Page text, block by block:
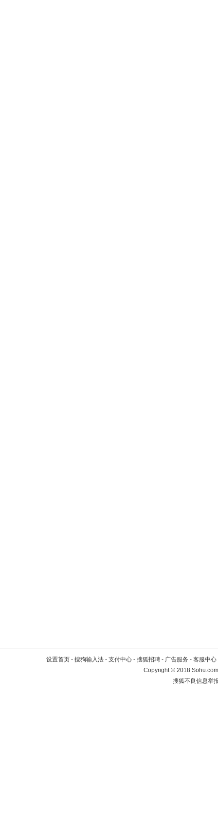
设置首页 - 搜狗输入法 - 支付中心 - 搜狐招聘 - 广告服务 - 客服中心
Copyright©2018
搜狐不良信息举